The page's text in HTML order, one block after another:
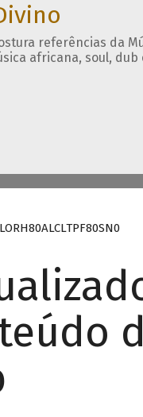
referências da
africana, soul, dub